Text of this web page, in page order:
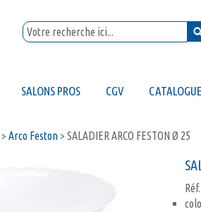
SALONS PROS CGV CATALOGUE
> Arco Feston> SALADIER ARCO FESTON Ø 25
Réf.